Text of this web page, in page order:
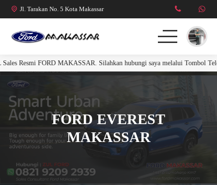
Jl. Tarakan No. 5 Kota Makassar
FORD RANGER
R. RAPTOR 3.0L
MUSTANG
Resmi FORD MAKASSAR. Silahkan hubungi saya melalui Tombol
FORD EVEREST
MAKASSAR